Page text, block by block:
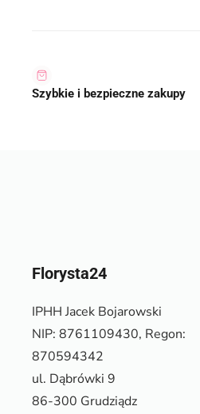
Szybkie i bezpieczne zakupy
Florysta24
IPHH Jacek Bojarowski
NIP: 8761109430, Regon:
870594342
ul. Dąbrówki 9
86-300 Grudziądz